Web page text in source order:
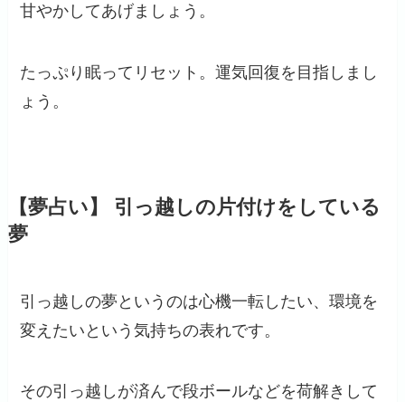
甘やかしてあげましょう。
たっぷり眠ってリセット。運気回復を目指しまし
ょう。
【夢占い】 引っ越しの片付けをしている
夢
引っ越しの夢というのは心機一転したい、環境を
変えたいという気持ちの表れです。
その引っ越しが済んで段ボールなどを荷解きして